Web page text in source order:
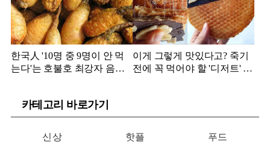
한국人 '10명 중 9명이 안 먹
는다'는 호불호 최강자 음식
이게 그렇게 맛있다고? 죽기
전에 꼭 먹어야 할 '디저트' 정
카테고리 바로가기
신상 핫플 푸드